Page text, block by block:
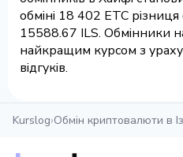
обміні 18 402 ETC
15588.67 ILS. Обмінники
найкращим курсом з
відгуків.
Kurslog›Обмін криптовалюти в